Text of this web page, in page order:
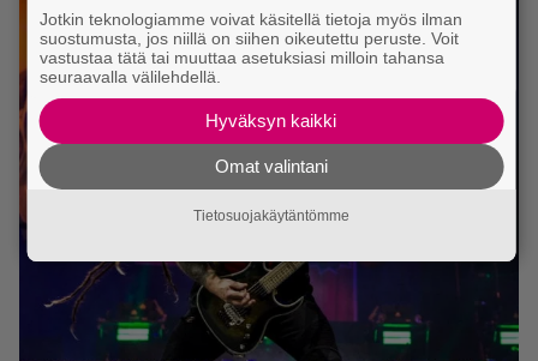
Jotkin teknologiamme voivat käsitellä tietoja myös ilman
suostumusta, jos niillä on siihen oikeutettu peruste. Voit
vastustaa tätä tai muuttaa asetuksiasi milloin tahansa
seuraavalla välilehdellä.
Hyväksyn kaikki
Omat valintani
Tietosuojakäytäntömme